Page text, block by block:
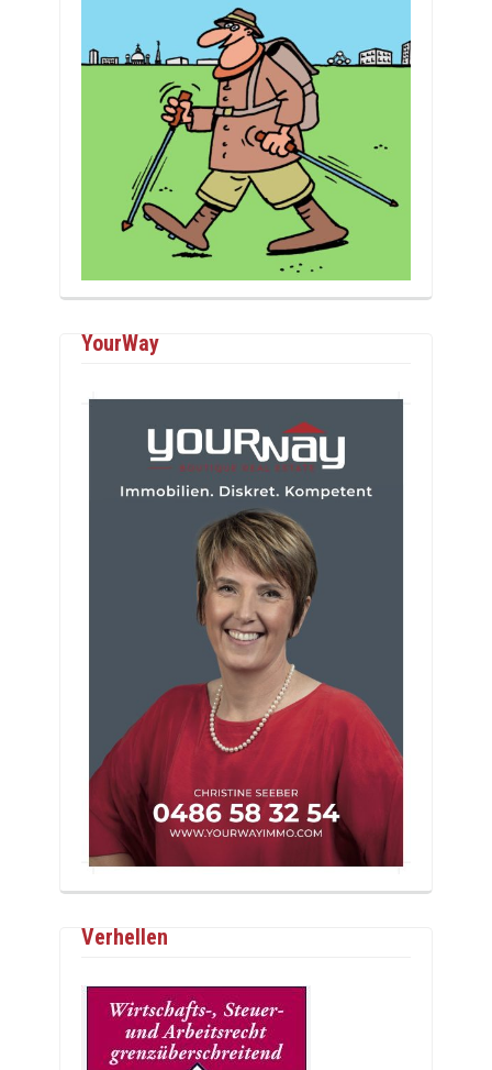
YourWay
Verhellen